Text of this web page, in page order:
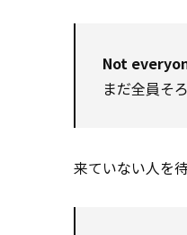
Not
まだ全員そ
来ていない人を